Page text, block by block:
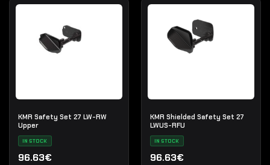
KMR Safety Set 27 LW-RW
Upper
IN STOCK
96.63€
KMR Shielded Safety Set 27
LWUS-RFU
IN STOCK
96.63€